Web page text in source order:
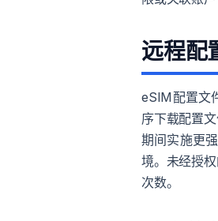
远程配
eSIM配置文
序下载配置
期间实施更
境。未经授
次数。